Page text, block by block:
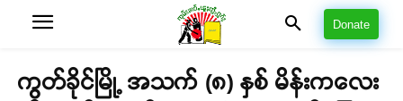
Donate
ကွတ်ခိုင်မြို့ အသက် (၈) နှစ် မိန်းကလေး